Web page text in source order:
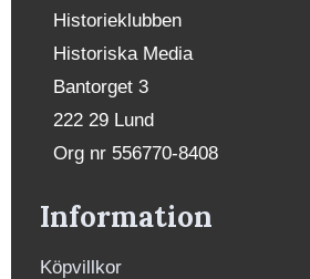
Historieklubben
Historiska Media
Bantorget 3
222 29 Lund
Org nr 556770-8408
Information
Köpvillkor